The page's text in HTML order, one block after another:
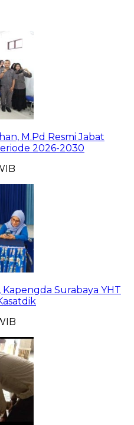
M.Pd Resmi Jabat
2026-2030
Surabaya YHT